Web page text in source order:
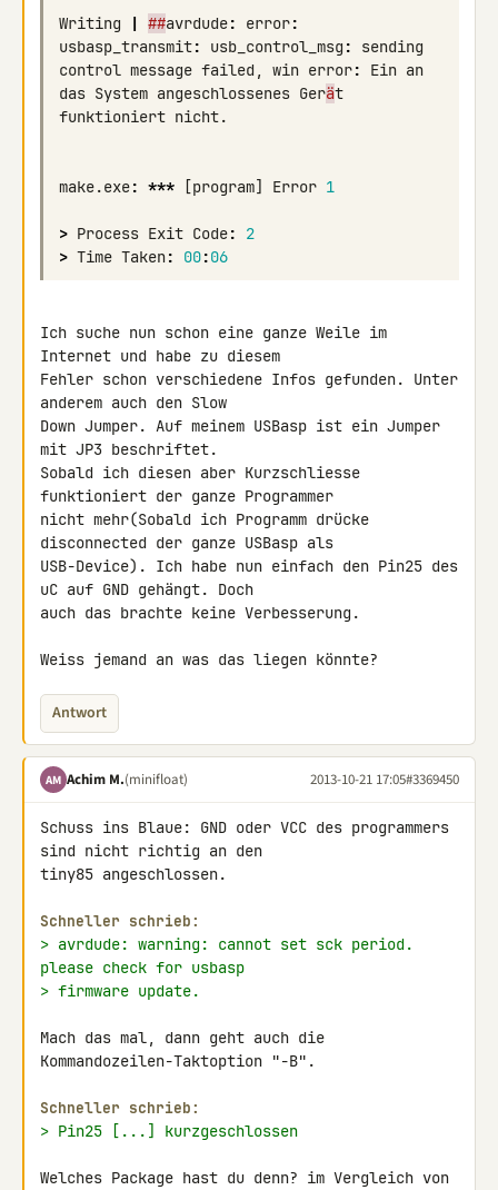
Writing | ##avrdude: error:
usbasp_transmit: usb_control_msg :
sending
control message failed, win error: Ein an
das System angeschlossenes Gerät
funktioniert nicht.
make.exe: *** [program] Error 1
> Process Exit Code:
2
> Time Taken: 00:06
Ich suche nun schon eine ganze Weile im
Internet und habe zu diesem
Fehler schon verschiedene Infos gefunden. Unter
anderem auch den Slow
Down Jumper. Auf meinem USBasp ist ein Jumper
mit JP3 beschriftet.
Sobald ich diesen aber Kurzschliesse
funktioniert der ganze Programmer
nicht mehr(Sobald ich Programm drücke
disconnected der ganze USBasp als
USB-Device). Ich habe nun einfach den Pin25 des
uC auf GND gehängt. Doch
auch das brachte keine Verbesserung.
Weiss jemand an was das liegen könnte?
Antwort
AM Achim M.(minifloat) 2013-10-21 17:05#3369450
Schuss ins Blaue: GND oder VCC des programmers
sind nicht richtig an den
tiny85 angeschlossen.
Schneller schrieb:
> avrdude: warning: cannot set sck period.
please check for usbasp
> firmware update.
Mach das mal, dann geht auch die
Kommandozeilen-Taktoption "-B".
Schneller schrieb:
> Pin25 [...] kurzgeschlossen
Welches Package hast du denn? im Vergleich von